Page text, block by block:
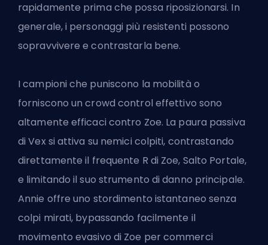
rapidamente prima che possa riposizionarsi. In
generale, i personaggi più resistenti possono
sopravvivere e contrastarla bene.
I campioni che puniscono la mobilità o
forniscono un crowd control effettivo sono
altamente efficaci contro Zoe. La paura passiva
di Vex si attiva su nemici colpiti, contrastando
direttamente il frequente R di Zoe, Salto Portale,
e limitando il suo strumento di danno principale.
Annie offre uno stordimento istantaneo senza
colpi mirati, bypassando facilmente il
movimento evasivo di Zoe per commerci